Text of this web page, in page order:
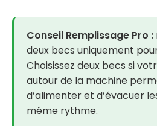
Conseil Remplissage Pro :
deux becs uniquement
Choisissez deux becs si
autour de la machine
d’alimenter et d’évacuer
même rythme.